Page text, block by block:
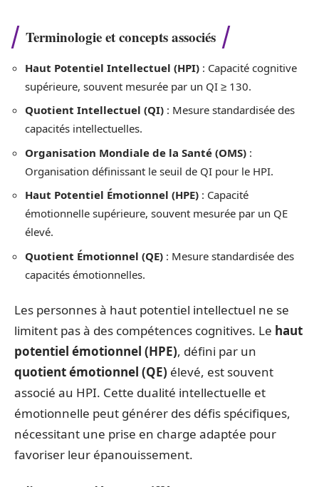
Terminologie et concepts associés
Haut Potentiel Intellectuel (HPI) : Capacité cognitive
supérieure, souvent mesurée par un QI ≥ 130.
Quotient Intellectuel (QI) : Mesure standardisée des
capacités intellectuelles.
Organisation Mondiale de la Santé (OMS) :
Organisation définissant le seuil de QI pour le HPI.
Haut Potentiel Émotionnel (HPE) : Capacité
émotionnelle supérieure, souvent mesurée par un QE
élevé.
Quotient Émotionnel (QE) : Mesure standardisée des
capacités émotionnelles.
Les personnes à haut potentiel intellectuel ne se
limitent pas à des compétences cognitives. Le haut
potentiel émotionnel (HPE), défini par un
quotient émotionnel (QE) élevé, est souvent
associé au HPI. Cette dualité intellectuelle et
émotionnelle peut générer des défis spécifiques,
nécessitant une prise en charge adaptée pour
favoriser leur épanouissement.